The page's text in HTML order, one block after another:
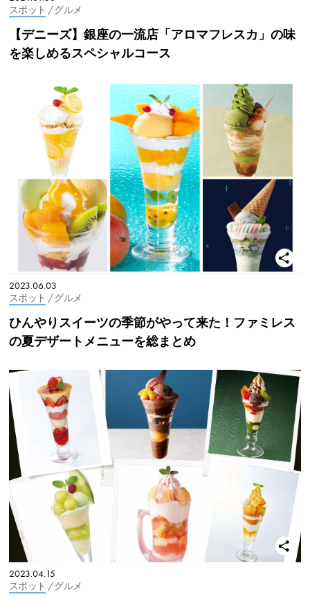
スポット / グルメ
【デニーズ】銀座の一流店「アロマフレスカ」の味
を楽しめるスペシャルコース
2023.06.03
スポット / グルメ
ひんやりスイーツの季節がやって来た！ファミレス
の夏デザートメニューを総まとめ
2023.04.15
スポット / グルメ